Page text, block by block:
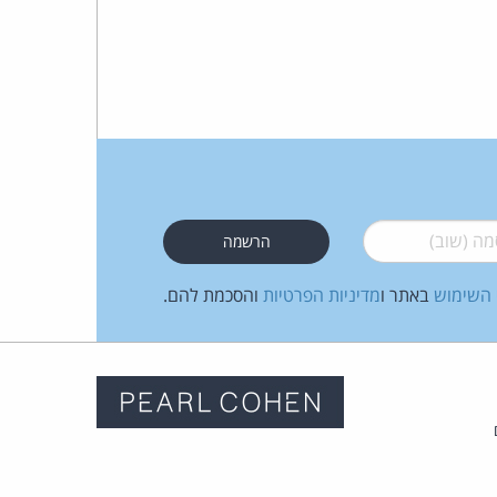
(שוב)*
השימוש באתר ומדיניות הפרטיות והסכמת להם.